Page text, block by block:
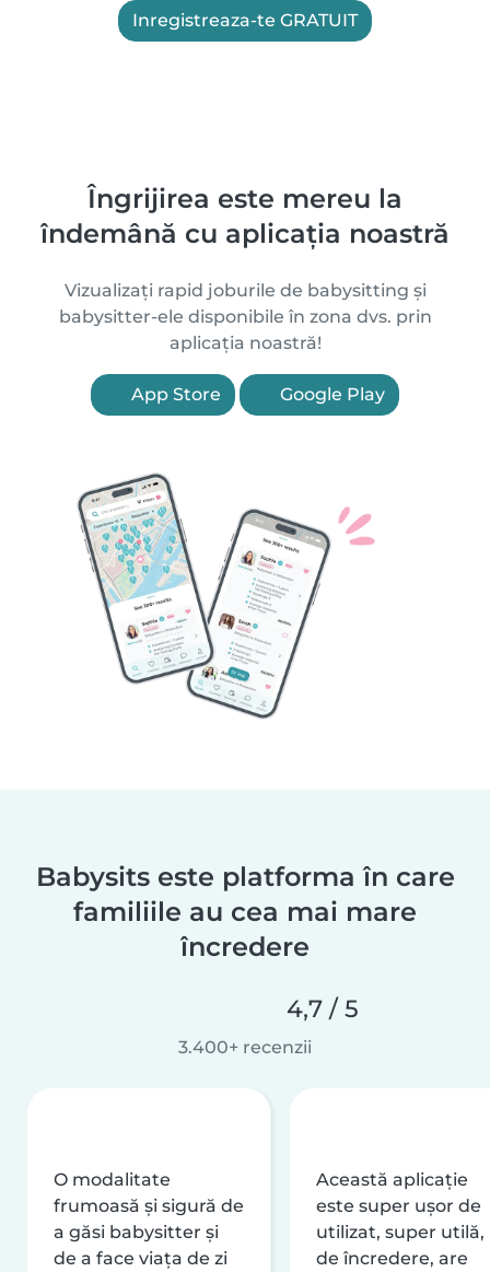
Inregistreaza-te GRATUIT
Îngrijirea este mereu la
îndemână cu aplicația noastră
Vizualizați rapid joburile de babysitting și
babysitter-ele disponibile în zona dvs. prin
aplicația noastră!
App Store Google Play
Babysits este platforma în care
familiile au cea mai mare
încredere
4,7 / 5
3.400+ recenzii
O modalitate
frumoasă și sigură de
a găsi babysitter și
de a face viața de zi
Această aplicație
este super ușor de
utilizat, super utilă,
de încredere, are